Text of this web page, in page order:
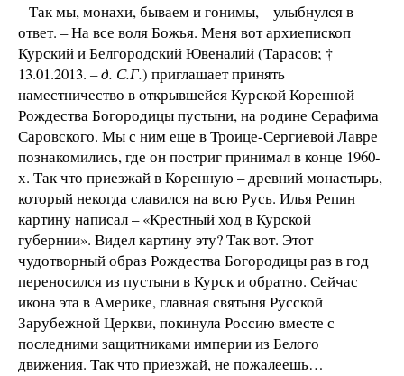
– Так мы, монахи, бываем и гонимы, – улыбнулся в
ответ. – На все воля Божья. Меня вот архиепископ
Курский и Белгородский Ювеналий (Тарасов; †
13.01.2013. – д. С.Г.) приглашает принять
наместничество в открывшейся Курской Коренной
Рождества Богородицы пустыни, на родине Серафима
Саровского. Мы с ним еще в Троице-Сергиевой Лавре
познакомились, где он постриг принимал в конце 1960-
х. Так что приезжай в Коренную – древний монастырь,
который некогда славился на всю Русь. Илья Репин
картину написал – «Крестный ход в Курской
губернии». Видел картину эту? Так вот. Этот
чудотворный образ Рождества Богородицы раз в год
переносился из пустыни в Курск и обратно. Сейчас
икона эта в Америке, главная святыня Русской
Зарубежной Церкви, покинула Россию вместе с
последними защитниками империи из Белого
движения. Так что приезжай, не пожалеешь…